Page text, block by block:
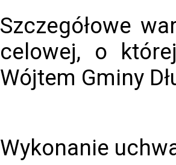
Szczegółowe
celowej, o
Wójtem Gminy
Wykonanie